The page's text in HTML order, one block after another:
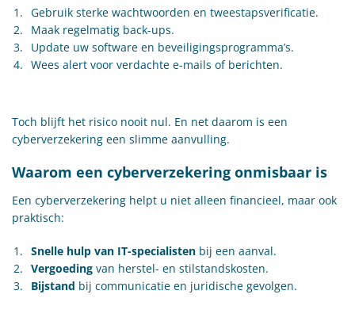
Gebruik sterke wachtwoorden en tweestapsverificatie.
Maak regelmatig back-ups.
Update uw software en beveiligingsprogramma’s.
Wees alert voor verdachte e-mails of berichten.
Toch blijft het risico nooit nul. En net daarom is een
cyberverzekering een slimme aanvulling.
Waarom een cyberverzekering onmisbaar is
Een cyberverzekering helpt u niet alleen financieel, maar ook
praktisch:
Snelle hulp van IT-specialisten bij een aanval.
Vergoeding van herstel- en stilstandskosten.
Bijstand bij communicatie en juridische gevolgen.